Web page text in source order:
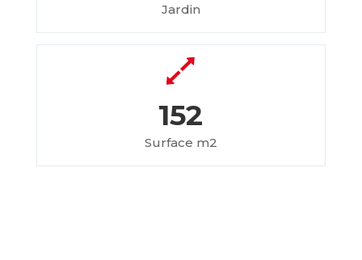
Jardin
152
Surface m2